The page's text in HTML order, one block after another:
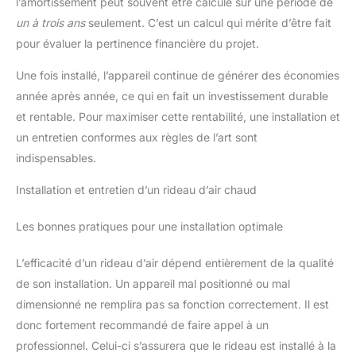
un à trois ansseulement. C’est un calcul qui mérite d’être fait
pour évaluer la pertinence financière du projet.
Une fois installé, l’appareil continue de générer des économies
année après année, ce qui en fait un investissement durable
et rentable. Pour maximiser cette rentabilité, une installation et
un entretien conformes aux règles de l’art sont
indispensables.
Installation et entretien d’un rideau d’air chaud
Les bonnes pratiques pour une installation optimale
L’efficacité d’un rideau d’air dépend entièrement de la qualité
de son installation. Un appareil mal positionné ou mal
dimensionné ne remplira pas sa fonction correctement. Il est
donc fortement recommandé de faire appel à un
professionnel. Celui-ci s’assurera que le rideau est installé à la